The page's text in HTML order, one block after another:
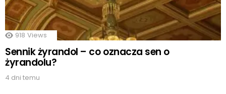
918 Views
Sennik żyrandol – co oznacza sen o
żyrandolu?
4 dni temu